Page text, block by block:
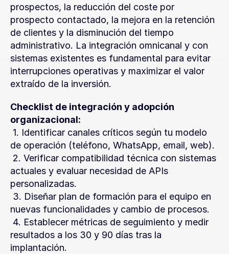
prospectos, la reducción del coste por
prospecto contactado, la mejora en la retención
de clientes y la disminución del tiempo
administrativo. La integración omnicanal y con
sistemas existentes es fundamental para evitar
interrupciones operativas y maximizar el valor
extraído de la inversión.
Checklist de integración y adopción
organizacional:
de operación (teléfono, WhatsApp, email, web).
actuales y evaluar necesidad de APIs
personalizadas.
nuevas funcionalidades y cambio de procesos.
resultados a los 30 y 90 días tras la
implantación.